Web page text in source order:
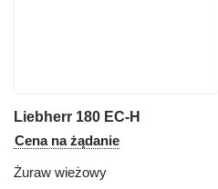
Liebherr 180 EC-H
Cena na żądanie
Żuraw wieżowy